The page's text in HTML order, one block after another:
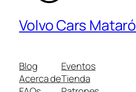
Volvo Cars Mataró
Blog
Acerca de
Eventos
Tienda